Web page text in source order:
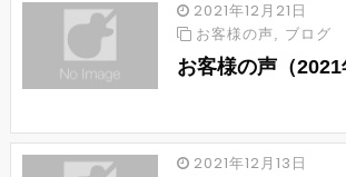
2021年12月21日
お客様の声, ブログ
お客様の声（2021
2021年12月13日